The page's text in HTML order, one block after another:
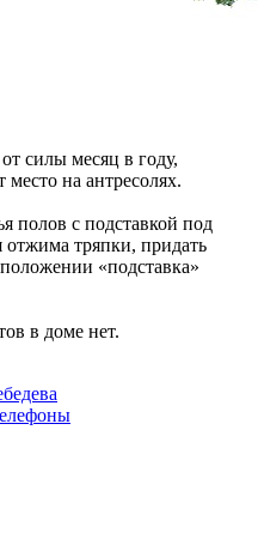
силы месяц в году,
место на антресолях.
полов с подставкой под
отжима тряпки, придать
«подставка»
в доме нет.